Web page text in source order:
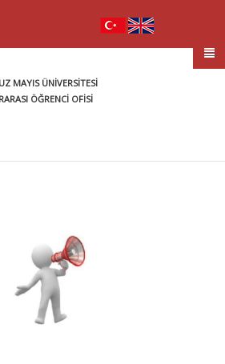
MAYIS ÜNİVERSİTESİ
ÖĞRENCİ OFİSİ